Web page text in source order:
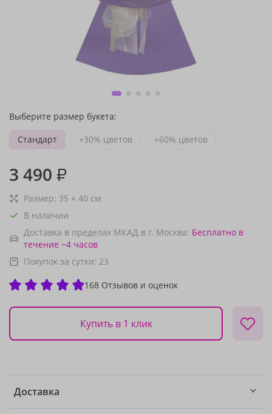
Выберите размер букета:
Стандарт
+30% цветов +60% цветов
3 490 ₽
Размер: 35 × 40 см
В наличии
Доставка в пределах МКАД в г. Москва: Бесплатно в
течение ~4 часов
Покупок за сутки: 23
168 Отзывов и оценок
Купить в 1 клик
Доставка